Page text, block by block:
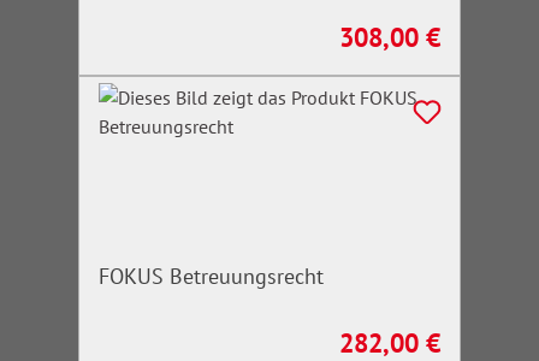
Regulärer Preis:
308,00 €
FOKUS Betreuungsrecht
Regulärer Preis:
282,00 €